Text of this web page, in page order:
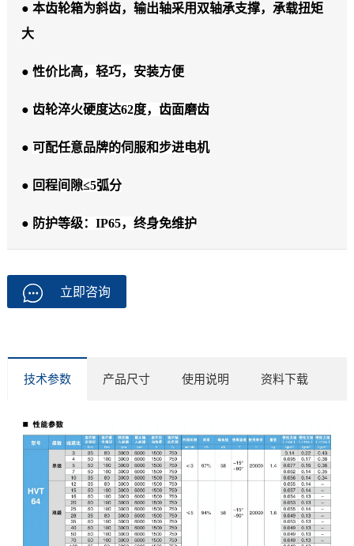
● 本齿轮箱为斜齿，输出轴采用双轴承支撑，承载扭矩
大
● 性价比高，轻巧，安装方便
● 齿轮淬火硬度达62度，齿面磨齿
● 可配任意品牌的伺服和步进电机
● 回程间隙≤5弧分
● 防护等级：IP65，终身免维护
立即咨询
技术参数 产品尺寸 使用说明 资料下载